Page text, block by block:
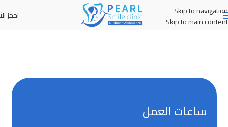
Skip to navigation
Skip to main content
MENU احجز
ساعات العمل